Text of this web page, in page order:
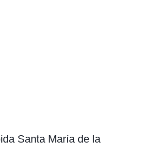
Santa María de la